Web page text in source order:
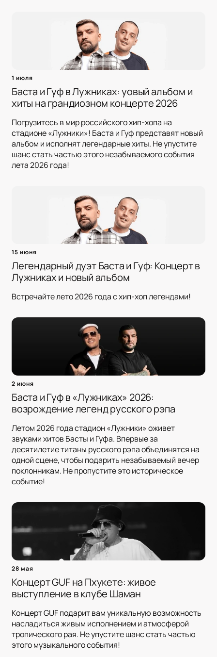
1 июля
Баста и Гуф в Лужниках: yовый альбом и
хиты на грандиозном концерте 2026
Погрузитесь в мир российского хип-хопа на
стадионе «Лужники»! Баста и Гуф представят новый
альбом и исполнят легендарные хиты. Не упустите
шанс стать частью этого незабываемого события
лета 2026 года!
15 июня
Легендарный дуэт Баста и Гуф: Концерт в
Лужниках и новый альбом
Встречайте лето 2026 года с хип-хоп легендами!
2 июня
Баста и Гуф в «Лужниках» 2026:
возрождение легенд русского рэпа
Летом 2026 года стадион «Лужники» оживет
звуками хитов Басты и Гуфа. Впервые за
десятилетие титаны русского рэпа объединятся на
одной сцене, чтобы подарить незабываемый вечер
поклонникам. Не пропустите это историческое
событие!
28 мая
Концерт GUF на Пхукете: живое
выступление в клубе Шаман
Концерт GUF подарит вам уникальную возможность
насладиться живым исполнением и атмосферой
тропического рая. Не упустите шанс стать частью
этого музыкального события!